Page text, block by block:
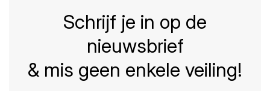
Schrijf je in op de
nieuwsbrief
& mis geen enkele veiling!